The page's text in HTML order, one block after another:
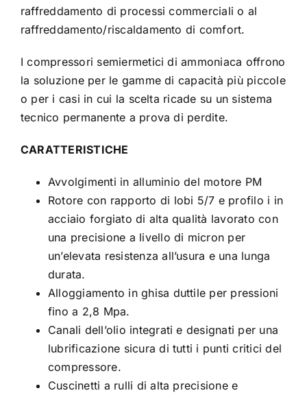
raffreddamento di processi commerciali o al
raffreddamento/riscaldamento di comfort.
I compressori semiermetici di ammoniaca offrono
la soluzione per le gamme di capacità più piccole
o per i casi in cui la scelta ricade su un sistema
tecnico permanente a prova di perdite.
CARATTERISTICHE
Avvolgimenti in alluminio del motore PM
Rotore con rapporto di lobi 5/7 e profilo i in
acciaio forgiato di alta qualità lavorato con
una precisione a livello di micron per
un’elevata resistenza all’usura e una lunga
durata.
Alloggiamento in ghisa duttile per pressioni
fino a 2,8 Mpa.
Canali dell’olio integrati e designati per una
lubrificazione sicura di tutti i punti critici del
compressore.
Cuscinetti a rulli di alta precisione e